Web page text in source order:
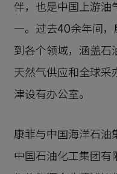
全球采办
伴，也是中国上游油
一。过去40余年间
到各个领域，涵盖石
天然气供应和全球采
津设有办公室。
康菲与中国海洋石油
中国石油化工集团有